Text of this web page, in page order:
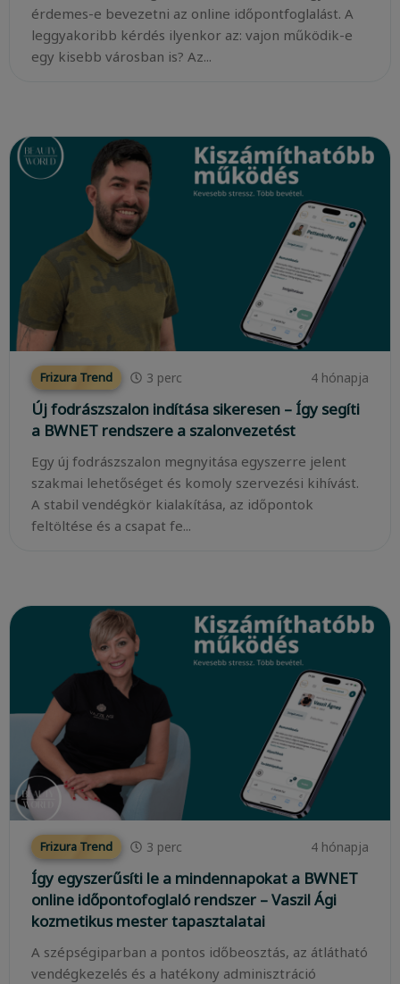
érdemes-e bevezetni az online időpontfoglalást. A
leggyakoribb kérdés ilyenkor az: vajon működik-e
egy kisebb városban is? Az...
Frizura Trend 3 perc 4 hónapja
Új fodrászszalon indítása sikeresen – Így segíti
a BWNET rendszere a szalonvezetést
Egy új fodrászszalon megnyitása egyszerre jelent
szakmai lehetőséget és komoly szervezési kihívást.
A stabil vendégkör kialakítása, az időpontok
feltöltése és a csapat fe...
Frizura Trend 3 perc 4 hónapja
Így egyszerűsíti le a mindennapokat a BWNET
online időpontofoglaló rendszer – Vaszil Ági
kozmetikus mester tapasztalatai
A szépségiparban a pontos időbeosztás, az átlátható
vendégkezelés és a hatékony adminisztráció